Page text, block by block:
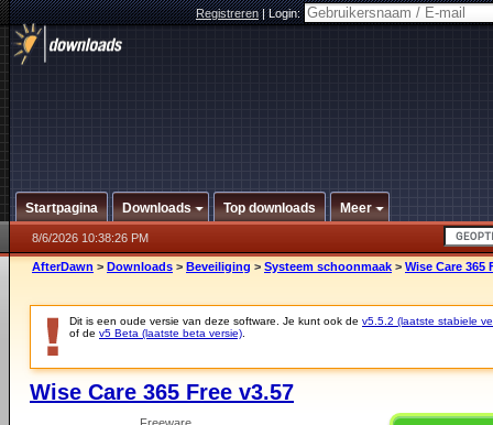
Registreren|Login:
Startpagina Downloads Top downloads Meer
8/6/2026 10:38:26 PM
AfterDawn > Downloads > Beveiliging > Systeem schoonmaak > Wise Care 365
Dit is een oude versie van deze software. Je kunt ook de v5.5.2 (laatste stabiele
of de v5 Beta (laatste beta versie)
Wise Care 365 Free v3.57